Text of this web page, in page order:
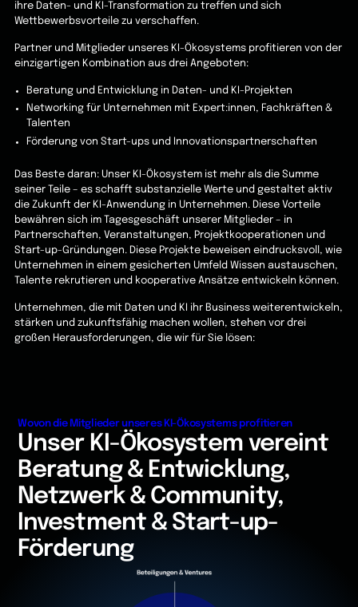
ihre Daten- und KI-Transformation zu treffen und sich
Wettbewerbsvorteile zu verschaffen.
Partner und Mitglieder unseres KI-Ökosystems profitieren von der
einzigartigen Kombination aus drei Angeboten:
Beratung und Entwicklung in Daten- und KI-Projekten
Networking für Unternehmen mit Expert:innen, Fachkräften &
Talenten
Förderung von Start-ups und Innovationspartnerschaften
Das Beste daran: Unser KI-Ökosystem ist mehr als die Summe
seiner Teile – es schafft substanzielle Werte und gestaltet aktiv
die Zukunft der KI-Anwendung in Unternehmen. Diese Vorteile
bewähren sich im Tagesgeschäft unserer Mitglieder – in
Partnerschaften, Veranstaltungen, Projektkooperationen und
Start-up-Gründungen. Diese Projekte beweisen eindrucksvoll, wie
Unternehmen in einem gesicherten Umfeld Wissen austauschen,
Talente rekrutieren und kooperative Ansätze entwickeln können.
Unternehmen, die mit Daten und KI ihr Business weiterentwickeln,
stärken und zukunftsfähig machen wollen, stehen vor drei
großen Herausforderungen, die wir für Sie lösen:
Wovon die Mitglieder unseres KI-Ökosystems profitieren
Unser KI-Ökosystem vereint
Beratung & Entwicklung,
Netzwerk & Community,
Investment & Start-up-
Förderung